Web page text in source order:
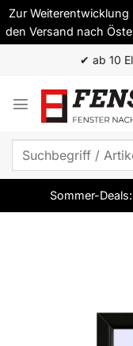
Zur
den Versand nach
springen
✔ ab 10
Suchen
Sommer-